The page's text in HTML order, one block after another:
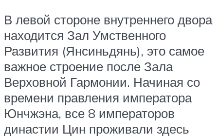
В левой стороне внутреннего двора
находится Зал Умственного
Развития (Янсиньдянь), это самое
важное строение после Зала
Верховной Гармонии. Начиная со
времени правления императора
Юнчжэна, все 8 императоров
династии Цин проживали здесь